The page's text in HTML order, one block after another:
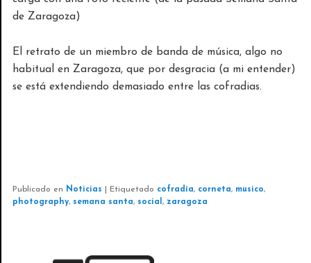
de Zaragoza)
El retrato de un miembro de banda de música, algo no
habitual en Zaragoza, que por desgracia (a mi entender)
se está extendiendo demasiado entre las cofradias.
Publicado en Noticias Etiquetado cofradía, corneta, musico,
photography, semana santa, social,zaragoza